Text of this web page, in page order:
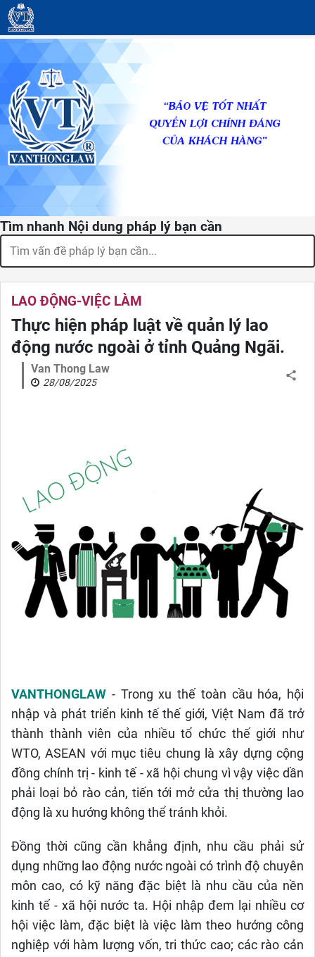
Tìm nhanh Nội dung pháp lý bạn cần
LAO ĐỘNG-VIỆC LÀM
Thực hiện pháp luật về quản lý lao
động nước ngoài ở tỉnh Quảng Ngãi.
Van Thong Law
28/08/2025
VANTHONGLAW - Trong xu thế toàn cầu hóa, hội
nhập và phát triển kinh tế thế giới, Việt Nam đã trở
thành thành viên của nhiều tổ chức thế giới như
WTO, ASEAN với mục tiêu chung là xây dựng cộng
đồng chính trị - kinh tế - xã hội chung vì vậy việc dần
phải loại bỏ rào cản, tiến tới mở cửa thị thường lao
động là xu hướng không thể tránh khỏi.
Đồng thời cũng cần khẳng định, nhu cầu phải sử
dụng những lao động nước ngoài có trình độ chuyên
môn cao, có kỹ năng đặc biệt là nhu cầu của nền
kinh tế - xã hội nước ta. Hội nhập đem lại nhiều cơ
hội việc làm, đặc biệt là việc làm theo hướng công
nghiệp với hàm lượng vốn, tri thức cao; các rào cản